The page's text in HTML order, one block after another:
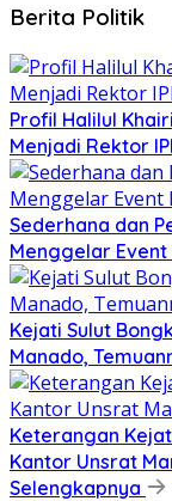
Berita Politik
Profil Halilul
Menjadi Rektor
Sederhana dan
Menggelar Event
Kejati Sulut
Manado,
Keterangan
Kantor Unsrat
Selengkapnya